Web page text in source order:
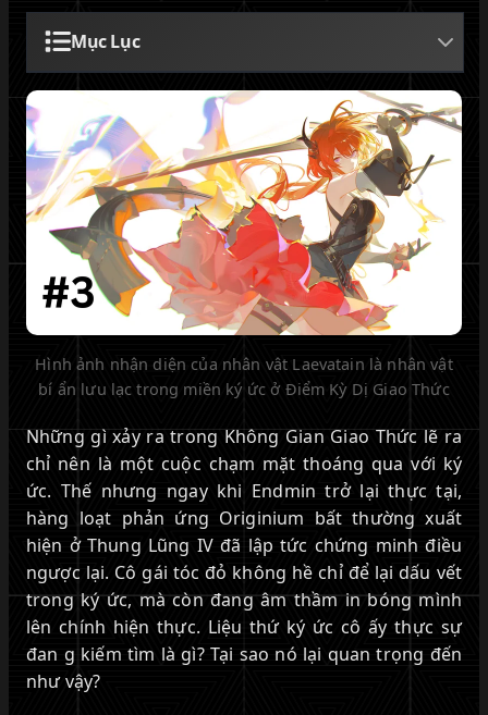
Mục Lục
Hình ảnh nhận diện của nhân vật Laevatain là nhân vật
bí ẩn lưu lạc trong miền ký ức ở Điểm Kỳ Dị Giao Thức
Những gì xảy ra trong Không Gian Giao Thức lẽ ra
chỉ nên là một cuộc chạm mặt thoáng qua với ký
ức. Thế nhưng ngay khi Endmin trở lại thực tại,
hàng loạt phản ứng Originium bất thường xuất
hiện ở Thung Lũng IV đã lập tức chứng minh điều
ngược lại. Cô gái tóc đỏ không hề chỉ để lại dấu vết
trong ký ức, mà còn đang âm thầm in bóng mình
lên chính hiện thực. Liệu thứ ký ức cô ấy thực sự
đan g kiếm tìm là gì? Tại sao nó lại quan trọng đến
như vậy?